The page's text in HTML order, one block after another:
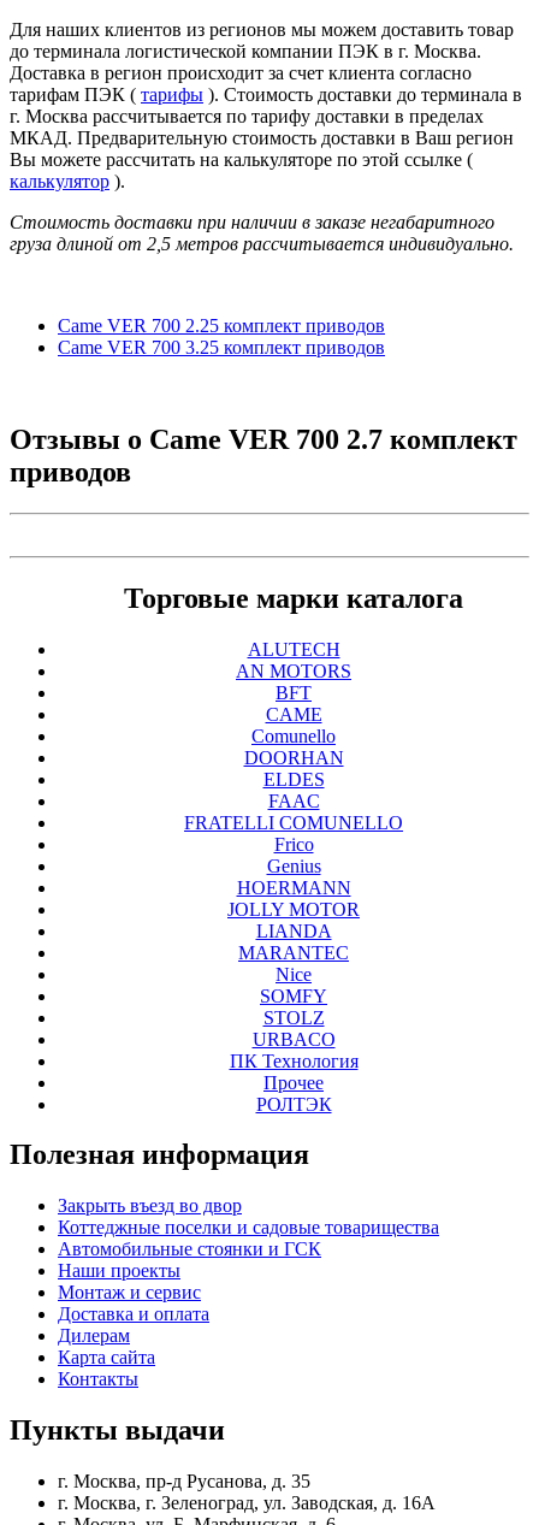
Для наших клиентов из регионов мы можем доставить товар
до терминала логистической компании ПЭК в г. Москва.
Доставка в регион происходит за счет клиента согласно
тарифам ПЭК ( тарифы ). Стоимость доставки до терминала в
г. Москва рассчитывается по тарифу доставки в пределах
МКАД. Предварительную стоимость доставки в Ваш регион
Вы можете рассчитать на калькуляторе по этой ссылке (
калькулятор ).
Стоимость доставки при наличии в заказе негабаритного
груза длиной от 2,5 метров рассчитывается индивидуально.
Came VER 700 2.25 комплект приводов
Came VER 700 3.25 комплект приводов
Отзывы о Came VER 700 2.7 комплект
приводов
Торговые марки каталога
ALUTECH
AN MOTORS
BFT
CAME
Comunello
DOORHAN
ELDES
FAAC
FRATELLI COMUNELLO
Frico
Genius
HOERMANN
JOLLY MOTOR
LIANDA
MARANTEC
Nice
SOMFY
STOLZ
URBACO
ПК Технология
Прочее
РОЛТЭК
Полезная информация
Закрыть въезд во двор
Коттеджные поселки и садовые товарищества
Автомобильные стоянки и ГСК
Наши проекты
Монтаж и сервис
Доставка и оплата
Дилерам
Карта сайта
Контакты
Пункты выдачи
г. Москва, пр-д Русанова, д. 35
г. Москва, г. Зеленоград, ул. Заводская, д. 16А